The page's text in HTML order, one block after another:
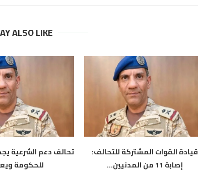
ALSO LIKE
قيادة القوات المشتركة للتحالف:
إصابة 11 من المدنيين...
تحالف دعم الشرعية
للحكومة